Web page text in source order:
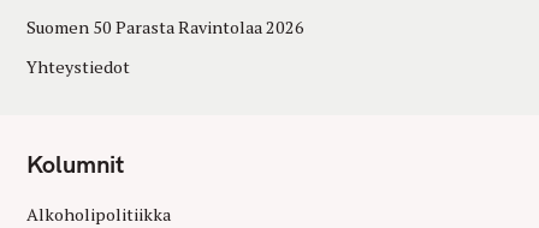
Suomen 50 Parasta Ravintolaa 2026
Yhteystiedot
Kolumnit
Alkoholipolitiikka